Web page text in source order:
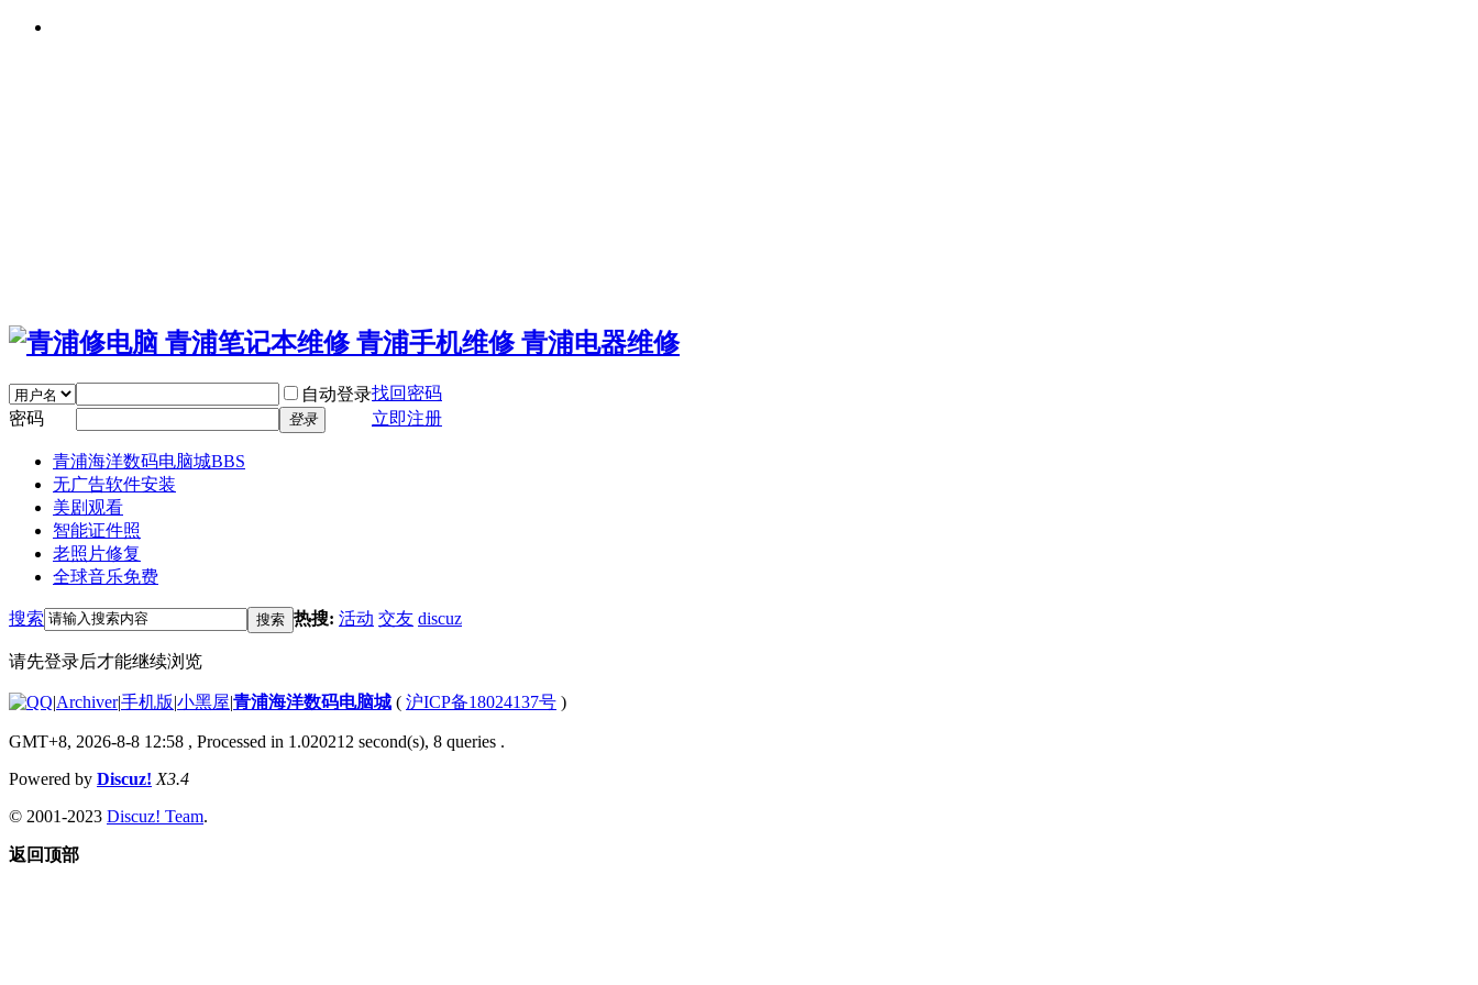
自动登录找回密码
密码
登录 立即注册
青浦海洋数码电脑城BBS
无广告软件安装
美剧观看
智能证件照
老照片修复
全球音乐免费
搜索 搜索 热搜: 活动 交友 discuz
请先登录后才能继续浏览
|Archiver|手机版|小黑屋|青浦海洋数码电脑城 ( 沪ICP备18024137号 )
GMT+8, 2026-8-8 12:58 , Processed in 1.020212 second(s), 8 queries .
Powered by Discuz! X3.4
© 2001-2023 Discuz! Team.
返回顶部